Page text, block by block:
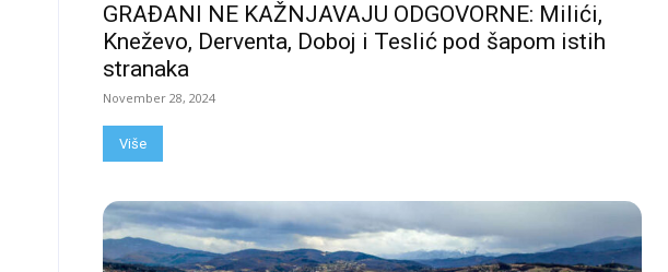
GRAĐANI NE KAŽNJAVAJU ODGOVORNE: Milići,
Kneževo, Derventa, Doboj i Teslić pod šapom istih
stranaka
November 28, 2024
Više